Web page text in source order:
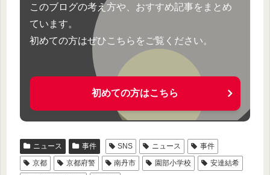
このブログの考え方や、おすすめ記事をまとめ
ています。
初めての方はぜひこちらをご覧ください。
初めての方はこちら
ニュース 事件 SNS ニュース
事件
京都
京都府警 南丹市 園部小学校
安達結希